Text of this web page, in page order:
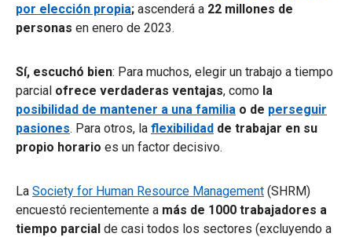
por elección propia; ascenderá a 22 millones de
personas en enero de 2023.
Sí, escuchó bien: Para muchos, elegir un trabajo a tiempo
parcial ofrece verdaderas ventajas, como la
posibilidad de mantener a una familia o de perseguir
pasiones. Para otros, la flexibilidad de trabajar en su
propio horario es un factor decisivo.
La Society for Human Resource Management (SHRM)
encuestó recientemente a más de 1000 trabajadores a
tiempo parcial de casi todos los sectores (excluyendo a